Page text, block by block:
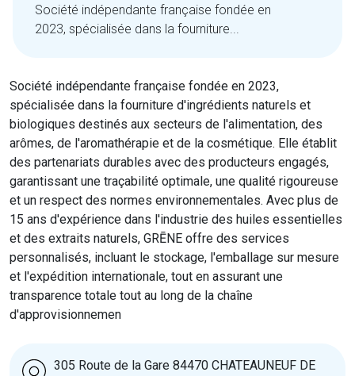
Société indépendante française fondée en
2023, spécialisée dans la fourniture...
Société indépendante française fondée en 2023,
spécialisée dans la fourniture d'ingrédients naturels et
biologiques destinés aux secteurs de l'alimentation, des
arômes, de l'aromathérapie et de la cosmétique. Elle établit
des partenariats durables avec des producteurs engagés,
garantissant une traçabilité optimale, une qualité rigoureuse
et un respect des normes environnementales. Avec plus de
15 ans d'expérience dans l'industrie des huiles essentielles
et des extraits naturels, GRĒNE offre des services
personnalisés, incluant le stockage, l'emballage sur mesure
et l'expédition internationale, tout en assurant une
transparence totale tout au long de la chaîne
d'approvisionnemen
305 Route de la Gare 84470 CHATEAUNEUF DE